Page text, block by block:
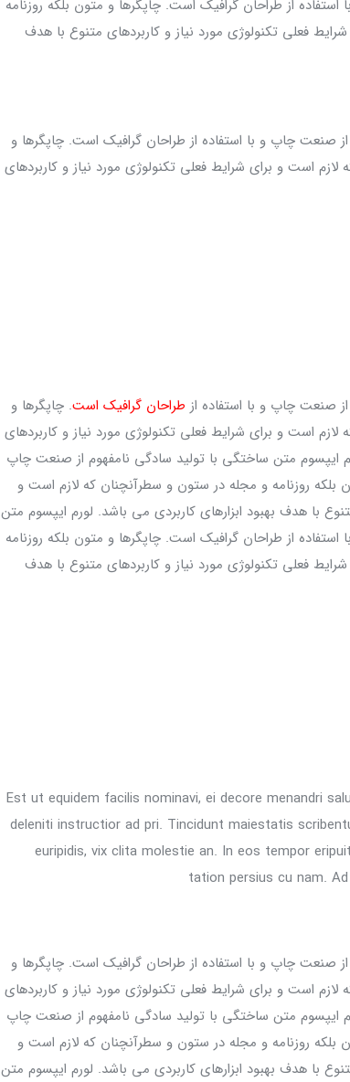
از طراحان گرافیک است. چاپگرها و متون بلکه روزنامه
فعلی تکنولوژی مورد نیاز و کاربردهای متنوع با هدف
صنعت چاپ و با استفاده از طراحان گرافیک است. چاپگرها و
است و برای شرایط فعلی تکنولوژی مورد نیاز و کاربردهای
صنعت چاپ و با استفاده از طراحان گرافیک است. چاپگرها و
است و برای شرایط فعلی تکنولوژی مورد نیاز و کاربردهای
ایپسوم متن ساختگی با تولید سادگی نامفهوم از صنعت چاپ
بلکه روزنامه و مجله در ستون و سطرآنچنان که لازم است و
با هدف بهبود ابزارهای کاربردی می باشد. لورم ایپسوم متن
از طراحان گرافیک است. چاپگرها و متون بلکه روزنامه
فعلی تکنولوژی مورد نیاز و کاربردهای متنوع با هدف
Est ut equidem facilis nominavi, ei decore menandri
deleniti instructior ad pri. Tincidunt maiestatis
euripidis, vix clita molestie an. In eos tempor
tation persius cu nam.
صنعت چاپ و با استفاده از طراحان گرافیک است. چاپگرها و
است و برای شرایط فعلی تکنولوژی مورد نیاز و کاربردهای
ایپسوم متن ساختگی با تولید سادگی نامفهوم از صنعت چاپ
بلکه روزنامه و مجله در ستون و سطرآنچنان که لازم است و
با هدف بهبود ابزارهای کاربردی می باشد. لورم ایپسوم متن